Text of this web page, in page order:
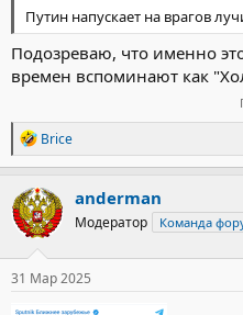
Путин напускает на врагов
Подозреваю, что именно
времен вспоминают как
Р
е
а
к
ц
и
и
:
Brice
anderman
Модератор Команда
31 Мар 2025